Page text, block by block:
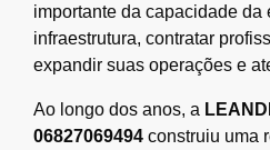
importante da capacidade da
infraestrutura, contratar
expandir suas operações e
Ao longo dos anos, a
06827069494 construiu uma